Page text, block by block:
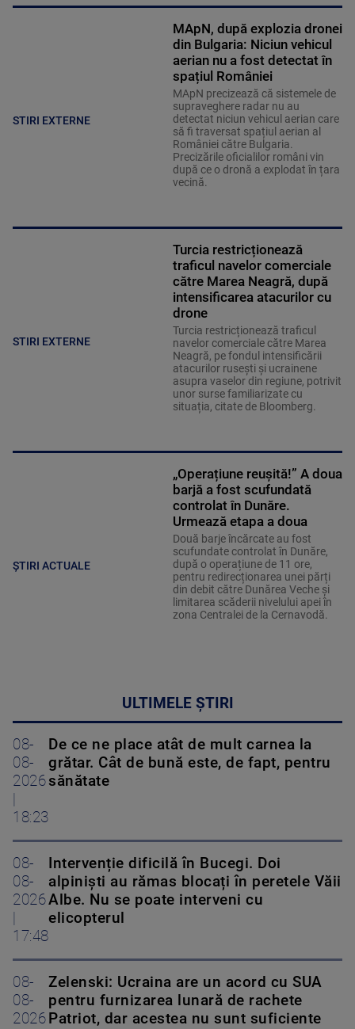
STIRI EXTERNE
MApN, după explozia dronei
din Bulgaria: Niciun vehicul
aerian nu a fost detectat în
spațiul României
MApN precizează că sistemele de
supraveghere radar nu au
detectat niciun vehicul aerian care
să fi traversat spațiul aerian al
României către Bulgaria.
Precizările oficialilor români vin
după ce o dronă a explodat în țara
vecină.
STIRI EXTERNE
Turcia restricționează
traficul navelor comerciale
către Marea Neagră, după
intensificarea atacurilor cu
drone
Turcia restricționează traficul
navelor comerciale către Marea
Neagră, pe fondul intensificării
atacurilor rusești și ucrainene
asupra vaselor din regiune, potrivit
unor surse familiarizate cu
situația, citate de Bloomberg.
ȘTIRI ACTUALE
„Operațiune reușită!” A doua
barjă a fost scufundată
controlat în Dunăre.
Urmează etapa a doua
Două barje încărcate au fost
scufundate controlat în Dunăre,
după o operațiune de 11 ore,
pentru redirecționarea unei părți
din debit către Dunărea Veche și
limitarea scăderii nivelului apei în
zona Centralei de la Cernavodă.
ULTIMELE ȘTIRI
08-
08-
2026
18:23
De ce ne place atât de mult carnea la
grătar. Cât de bună este, de fapt, pentru
sănătate
08-
08-
2026
17:48
Intervenție dificilă în Bucegi. Doi
alpiniști au rămas blocați în peretele Văii
Albe. Nu se poate interveni cu
elicopterul
08-
08-
2026
Zelenski: Ucraina are un acord cu SUA
pentru furnizarea lunară de rachete
Patriot, dar acestea nu sunt suficiente